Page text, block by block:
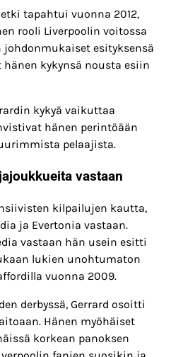
tapahtui vuonna 2012,
rooli Liverpoolin voitossa
johdonmukaiset esityksensä
kykynsä nousta esiin
kykyä vaikuttaa
hänen perintöään
pelaajista.
vastaan
kilpailujen kautta,
ja Evertonia vastaan.
vastaan hän usein esitti
lukien unohtumaton
vuonna 2009.
derbyssä, Gerrard osoitti
Hänen myöhäiset
korkean panoksen